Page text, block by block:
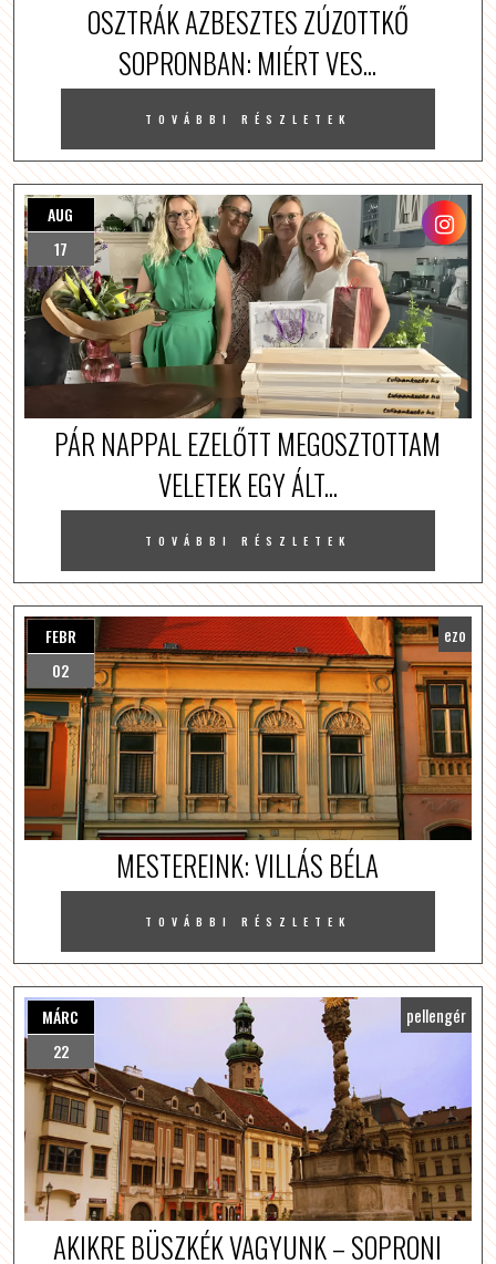
OSZTRÁK AZBESZTES ZÚZOTTKŐ
SOPRONBAN: MIÉRT VES...
TOVÁBBI RÉSZLETEK
AUG
17
PÁR NAPPAL EZELŐTT MEGOSZTOTTAM
VELETEK EGY ÁLT...
TOVÁBBI RÉSZLETEK
FEBR
02
ezo
MESTEREINK: VILLÁS BÉLA
TOVÁBBI RÉSZLETEK
MÁRC
22
pellengér
AKIKRE BÜSZKÉK VAGYUNK – SOPRONI